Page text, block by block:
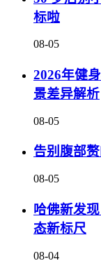
标啦
08-05
2026年健
景差异解析
08-05
告别腹部
08-05
哈佛新发
态新标尺
08-04